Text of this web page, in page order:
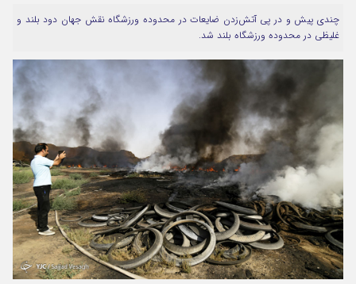
مرا به خاطر بسپار
چندی پیش و در پی آتش‌زدن ضایعات در محدوده ورزشگاه نقش جهان دود بلند و
غلیظی در محدوده ورزشگاه بلند شد.